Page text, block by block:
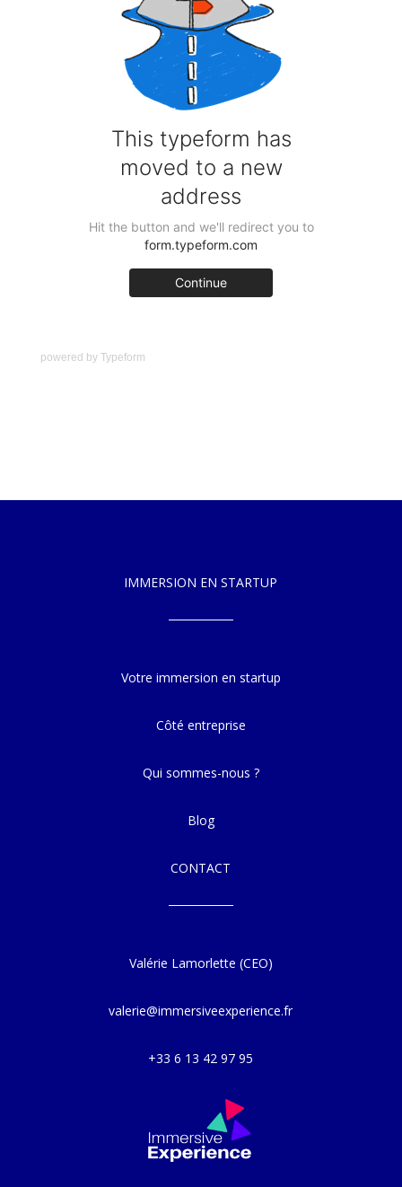
powered by Typeform
IMMERSION EN STARTUP
Votre immersion en startup
Côté entreprise
Qui sommes-nous ?
Blog
CONTACT
Valérie Lamorlette (CEO)
valerie@immersiveexperience.fr
+33 6 13 42 97 95